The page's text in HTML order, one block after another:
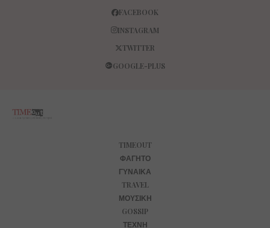
FACEBOOK
INSTAGRAM
TWITTER
GOOGLE-PLUS
TIMEOUT
ΦΑΓΗΤΌ
ΓΥΝΑΊΚΑ
TRAVEL
ΜΟΥΣΙΚΉ
GOSSIP
ΤΈΧΝΗ